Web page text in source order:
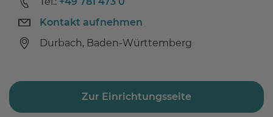
Kontakt aufnehmen
Durbach, Baden-Württemberg
Zur Einrichtungsseite